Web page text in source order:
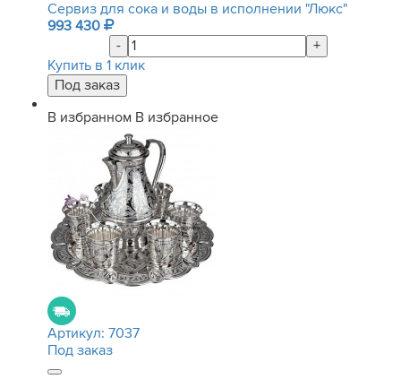
Сервиз для сока и воды в исполнении "Люкс"
993 430
-
+
Купить в 1 клик
В избранном В избранное
Артикул: 7037
Под заказ